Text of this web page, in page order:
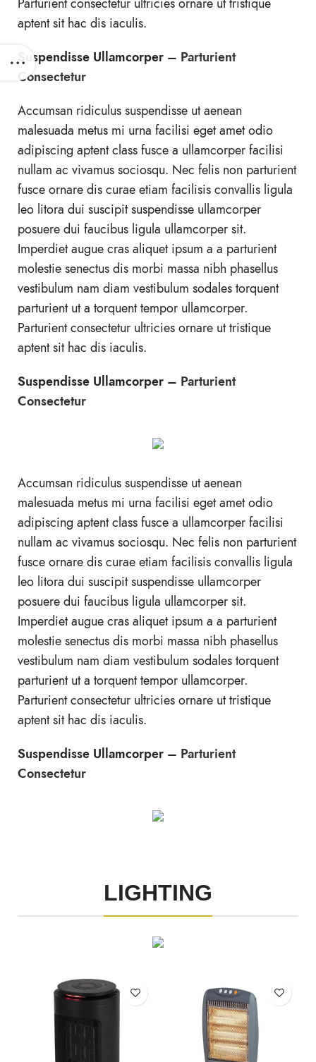
aptent sit hac dis iaculis.
Suspendisse Ullamcorper – Parturient
Consectetur
Accumsan ridiculus suspendisse ut aenean
malesuada metus mi urna facilisi eget amet odio
adipiscing aptent class fusce a ullamcorper facilisi
nullam ac vivamus sociosqu. Nec felis non parturient
fusce ornare dis curae etiam facilisis convallis ligula
leo litora dui suscipit suspendisse ullamcorper
posuere dui faucibus ligula ullamcorper sit.
Imperdiet augue cras aliquet ipsum a a parturient
molestie senectus dis morbi massa nibh phasellus
vestibulum nam diam vestibulum sodales torquent
parturient ut a torquent tempor ullamcorper.
Parturient consectetur ultricies ornare ut tristique
aptent sit hac dis iaculis.
Suspendisse Ullamcorper – Parturient
Consectetur
Accumsan ridiculus suspendisse ut aenean
malesuada metus mi urna facilisi eget amet odio
adipiscing aptent class fusce a ullamcorper facilisi
nullam ac vivamus sociosqu. Nec felis non parturient
fusce ornare dis curae etiam facilisis convallis ligula
leo litora dui suscipit suspendisse ullamcorper
posuere dui faucibus ligula ullamcorper sit.
Imperdiet augue cras aliquet ipsum a a parturient
molestie senectus dis morbi massa nibh phasellus
vestibulum nam diam vestibulum sodales torquent
parturient ut a torquent tempor ullamcorper.
Parturient consectetur ultricies ornare ut tristique
aptent sit hac dis iaculis.
Suspendisse Ullamcorper – Parturient
Consectetur
LIGHTING